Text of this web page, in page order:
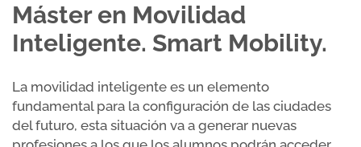
Máster en Movilidad
Inteligente. Smart Mobility.
La movilidad inteligente es un elemento
fundamental para la configuración de las ciudades
del futuro, esta situación va a generar nuevas